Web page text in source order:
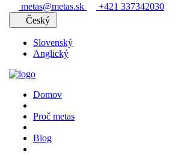
metas@metas.sk
+421 337342030
Český
Slovenský
Anglický
Domov
Proč metas
Blog